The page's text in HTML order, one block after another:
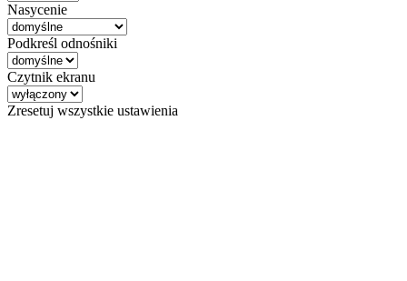
Nasycenie
Podkreśl odnośniki
Czytnik ekranu
Zresetuj wszystkie ustawienia